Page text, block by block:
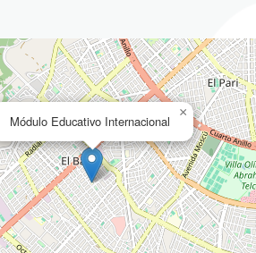
Módulo Educativo Internacional
×